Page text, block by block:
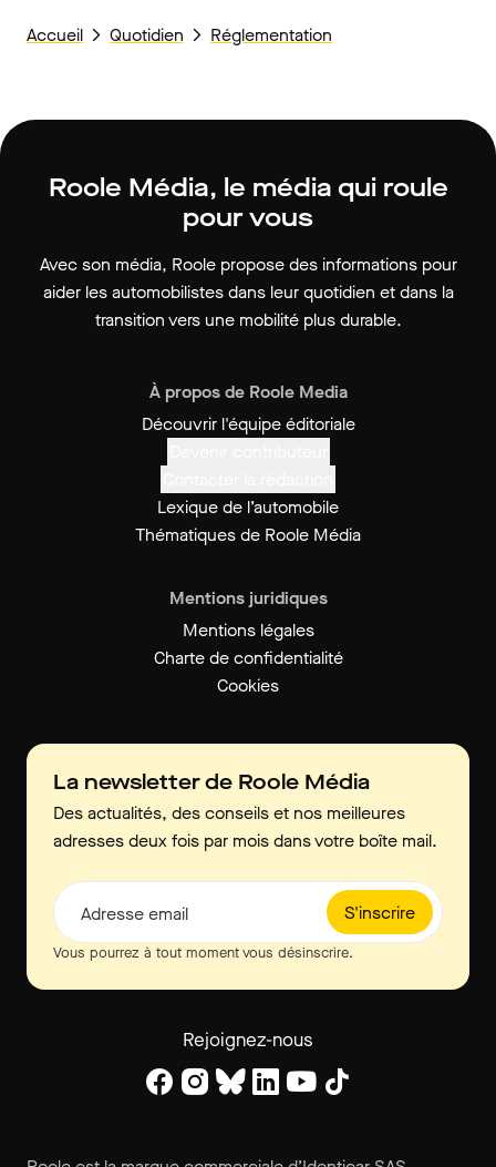
Accueil Quotidien Réglementation
Roole Média, le média qui roule
pour vous
Avec son média, Roole propose des informations pour
aider les automobilistes dans leur quotidien et dans la
transition vers une mobilité plus durable.
À propos de Roole Media
Découvrir l'équipe éditoriale
Lexique de l’automobile
Thématiques de Roole Média
Mentions juridiques
Mentions légales
Charte de confidentialité
Cookies
La newsletter de Roole Média
Des actualités, des conseils et nos meilleures
adresses deux fois par mois dans votre boîte mail.
S'inscrire
Adresse email
Vous pourrez à tout moment vous désinscrire.
Rejoignez-nous